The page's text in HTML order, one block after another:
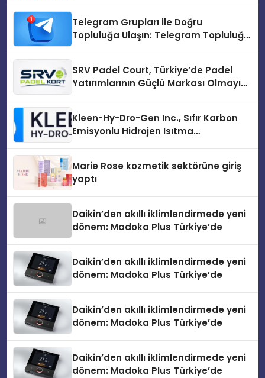
Telegram Grupları ile Doğru
Topluluğa Ulaşın: Telegram Topluluğu
SRV Padel Court, Türkiye’de Padel
Yatırımlarının Güçlü Markası Olmayı
Kleen-Hy-Dro-Gen Inc., Sıfır Karbon
Emisyonlu Hidrojen Isıtma
Marie Rose kozmetik sektörüne giriş
yaptı
Daikin’den akıllı iklimlendirmede yeni
dönem: Madoka Plus Türkiye’de
Daikin’den akıllı iklimlendirmede yeni
dönem: Madoka Plus Türkiye’de
Daikin’den akıllı iklimlendirmede yeni
dönem: Madoka Plus Türkiye’de
Daikin’den akıllı iklimlendirmede yeni
dönem: Madoka Plus Türkiye’de